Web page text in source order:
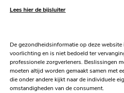
Lees hier de bijsluiter
De gezondheidsinformatie op deze website
voorlichting en is niet bedoeld ter
professionele zorgverleners. Beslissingen
moeten altijd worden gemaakt samen met
die onder andere kijkt naar de individuele
omstandigheden van de consument.